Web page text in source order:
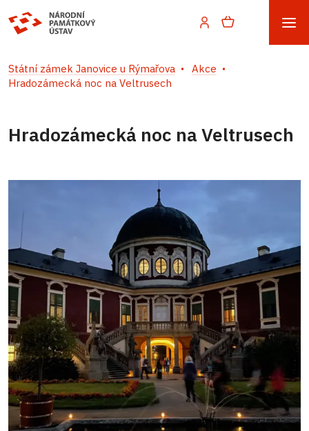
Státní zámek Janovice u Rýmařova
Akce
Hradozámecká noc na Veltrusech
Hradozámecká noc na Veltrusech